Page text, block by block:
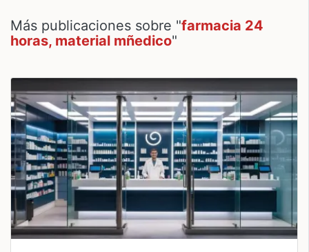
Más publicaciones sobre "farmacia 24
horas, material mñedico"